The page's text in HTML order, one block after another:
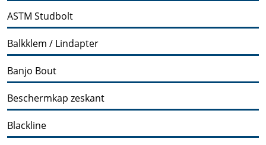
ASTM Studbolt
Balkklem / Lindapter
Banjo Bout
Beschermkap zeskant
Blackline